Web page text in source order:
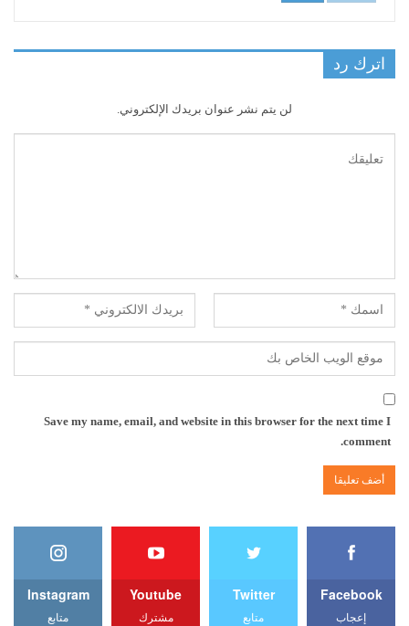
اترك رد
لن يتم نشر عنوان بريدك الإلكتروني.
Save my name, email, and website in this browser for the next time I
comment.
Facebook
إعجاب
Twitter
متابع
Youtube
مشترك
Instagram
متابع